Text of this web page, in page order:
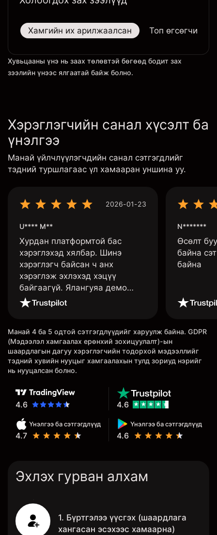
Хамгийн их арилжаалсан Топ өгсөгчид
Хувьцааны үнэ нь заах төлөвтэй бөгөөд бодит зах
зээлийн үнээс ялгаатай байж болно.
Хэрэглэгчийн санал хүсэлт ба
үнэлгээ
Манай үйлчлүүлэгчдийн санал сэтгэгдлийг
тэдний туршлагаас үл хамааран уншина уу.
2026-01-23
U**** M**
Хурдан платформтой бас
хэрэглэхэд хялбар. Шинэ
хэрэглэгч байсан ч анх
хэрэглэж эхлэхэд хэцүү
байгаагүй. Ялангуяа демо
данс нь их хэрэгтэй ба
дэмтэй.
N*******
Өсөлт
байна
байна
Манай 4 ба 5 одтой сэтгэгдлүүдийг харуулж байна. GDPR
(Мэдээлэл хамгаалах ерөнхий зохицуулалт)-ын
шаардлагын дагуу хэрэглэгчийн тодорхой мэдээллийг
тэдний хувийн нууцыг хамгаалахын тулд зориуд нэрийг
нь нууцалсан болно.
4.6
Үнэлгээ ба сэтгэгдлүүд
4.7
Үнэлгээ ба сэтгэгдлүүд
4.6
4.6
Эхлэх гурван алхам
1. Бүртгэлээ үүсгэх (шаардлага
хангасан эсэхээс хамаарна)